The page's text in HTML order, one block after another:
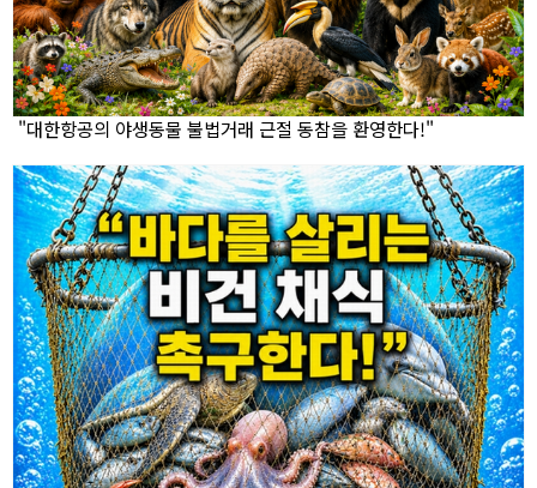
"대한항공의 야생동물 불법거래 근절 동참을 환영한다!"